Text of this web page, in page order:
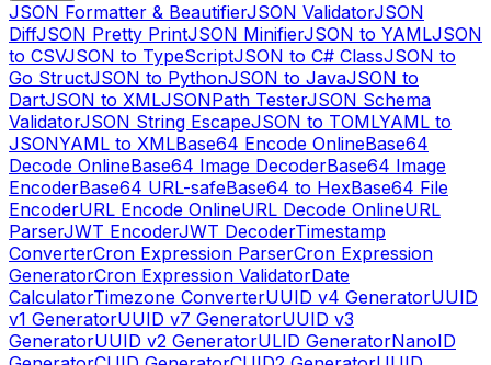
JSON Formatter & BeautifierJSON ValidatorJSON
DiffJSON Pretty PrintJSON MinifierJSON to YAMLJSON
to CSVJSON to TypeScriptJSON to C# ClassJSON to
Go StructJSON to PythonJSON to JavaJSON to
DartJSON to XMLJSONPath TesterJSON Schema
ValidatorJSON String EscapeJSON to TOMLYAML to
JSONYAML to XMLBase64 Encode OnlineBase64
Decode OnlineBase64 Image DecoderBase64 Image
EncoderBase64 URL-safeBase64 to HexBase64 File
EncoderURL Encode OnlineURL Decode OnlineURL
ParserJWT EncoderJWT DecoderTimestamp
ConverterCron Expression ParserCron Expression
GeneratorCron Expression ValidatorDate
CalculatorTimezone ConverterUUID v4 GeneratorUUID
v1 GeneratorUUID v7 GeneratorUUID v3
GeneratorUUID v2 GeneratorULID GeneratorNanoID